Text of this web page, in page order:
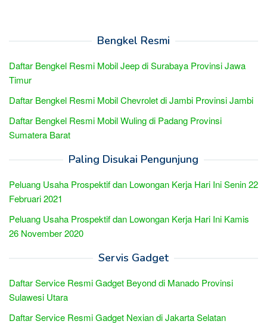
Bengkel Resmi
Daftar Bengkel Resmi Mobil Jeep di Surabaya Provinsi Jawa
Timur
Daftar Bengkel Resmi Mobil Chevrolet di Jambi Provinsi Jambi
Daftar Bengkel Resmi Mobil Wuling di Padang Provinsi
Sumatera Barat
Paling Disukai Pengunjung
Peluang Usaha Prospektif dan Lowongan Kerja Hari Ini Senin 22
Februari 2021
Peluang Usaha Prospektif dan Lowongan Kerja Hari Ini Kamis
26 November 2020
Servis Gadget
Daftar Service Resmi Gadget Beyond di Manado Provinsi
Sulawesi Utara
Daftar Service Resmi Gadget Nexian di Jakarta Selatan